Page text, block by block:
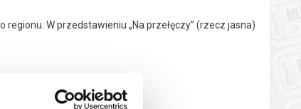
W przedstawieniu „Na przełęczy” (rzecz jasna)
nam jako taka osobliwość, iż znawcy gór nie widzą, z